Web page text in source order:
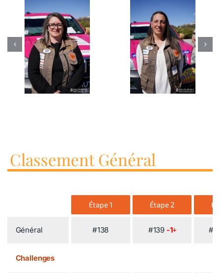
Classement Général
Étape 1 Étape 2
Général #138 #139 -1
Challenges